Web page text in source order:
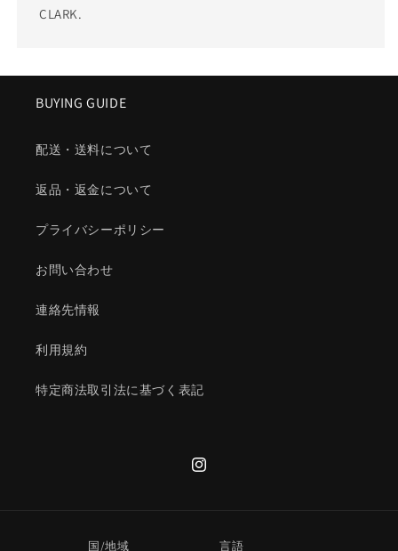
CLARK.
BUYING GUIDE
配送・送料について
返品・返金について
プライバシーポリシー
お問い合わせ
連絡先情報
利用規約
特定商法取引法に基づく表記
Instagram
国/地域 言語